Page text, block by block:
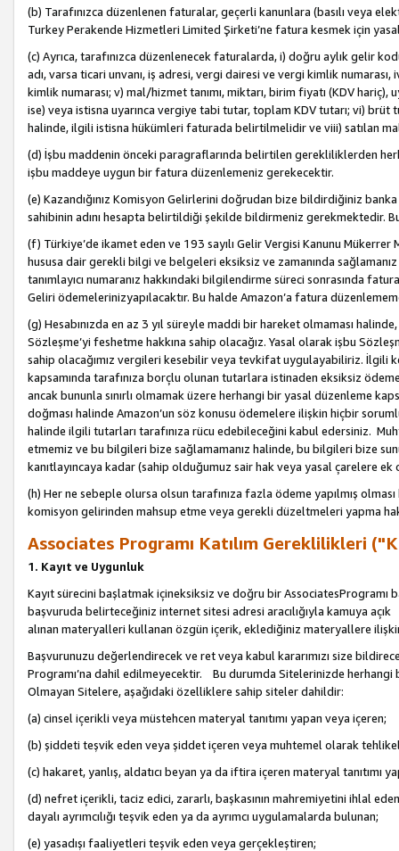
(b) Tarafınızca düzenlenen faturalar, geçerli kanunlara (basılı veya
Turkey Perakende Hizmetleri Limited Şirketi’ne fatura kesmek için
(c) Ayrıca, tarafınızca düzenlenecek faturalarda, i) doğru aylık gelir
adı, varsa ticari unvanı, iş adresi, vergi dairesi ve vergi kimlik
kimlik numarası; v) mal/hizmet tanımı, miktarı, birim fiyatı (KDV
ise) veya istisna uyarınca vergiye tabi tutar, toplam KDV tutarı; vi) brüt
halinde, ilgili istisna hükümleri faturada belirtilmelidir ve viii) satılan
(d) İşbu maddenin önceki paragraflarında belirtilen gerekliliklerden
işbu maddeye uygun bir fatura düzenlemeniz gerekecektir.
(e) Kazandığınız Komisyon Gelirlerini doğrudan bize bildirdiğiniz banka
sahibinin adını hesapta belirtildiği şekilde bildirmeniz gerekmektedir.
(f) Türkiye’de ikamet eden ve 193 sayılı Gelir Vergisi Kanunu
hususa dair gerekli bilgi ve belgeleri eksiksiz ve zamanında
tanımlayıcı numaranız hakkındaki bilgilendirme süreci sonrasında
Geliri ödemelerinizyapılacaktır. Bu halde Amazon’a fatura
(g) Hesabınızda en az 3 yıl süreyle maddi bir hareket olmaması
Sözleşme’yi feshetme hakkına sahip olacağız. Yasal olarak işbu
sahip olacağımız vergileri kesebilir veya tevkifat uygulayabiliriz. İlgili
kapsamında tarafınıza borçlu olunan tutarlara istinaden eksiksiz
ancak bununla sınırlı olmamak üzere herhangi bir yasal düzenleme
doğması halinde Amazon’un söz konusu ödemelere ilişkin hiçbir
halinde ilgili tutarları tarafınıza rücu edebileceğini kabul edersiniz.
etmemiz ve bu bilgileri bize sağlamamanız halinde, bu bilgileri bize
kanıtlayıncaya kadar (sahip olduğumuz sair hak veya yasal çarelere
(h) Her ne sebeple olursa olsun tarafınıza fazla ödeme yapılmış
komisyon gelirinden mahsup etme veya gerekli düzeltmeleri yapma
Associates Programı Katılım Gereklilikleri
1. Kayıt ve Uygunluk
Kayıt sürecini başlatmak içineksiksiz ve doğru bir AssociatesProgramı
başvuruda belirteceğiniz internet sitesi adresi aracılığıyla kamuya
alınan materyalleri kullanan özgün içerik, eklediğiniz materyallere
Başvurunuzu değerlendirecek ve ret veya kabul kararımızı size
Programı’na dahil edilmeyecektir. Bu durumda Sitelerinizde herhangi
Olmayan Sitelere, aşağıdaki özelliklere sahip siteler dahildir:
(a) cinsel içerikli veya müstehcen materyal tanıtımı yapan veya içeren;
(b) şiddeti teşvik eden veya şiddet içeren veya muhtemel olarak
(c) hakaret, yanlış, aldatıcı beyan ya da iftira içeren materyal tanıtımı
(d) nefret içerikli, taciz edici, zararlı, başkasının mahremiyetini ihlal
dayalı ayrımcılığı teşvik eden ya da ayrımcı uygulamalarda bulunan;
(e) yasadışı faaliyetleri teşvik eden veya gerçekleştiren;